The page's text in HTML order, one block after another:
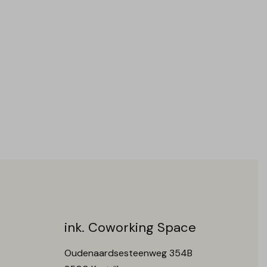
ink. Coworking Space
Oudenaardsesteenweg 354B